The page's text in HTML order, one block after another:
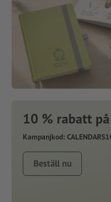
10 % rabatt
Kampanjkod:
Beställ nu